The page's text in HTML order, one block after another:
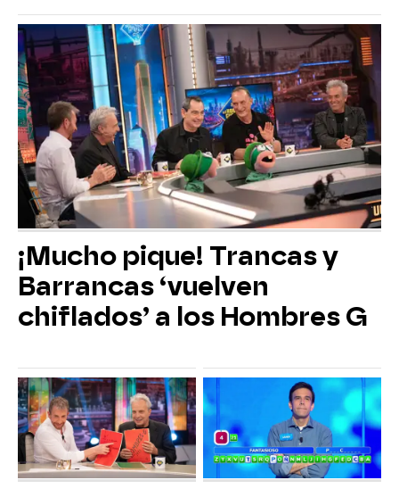
¡Mucho pique! Trancas y
Barrancas ‘vuelven
chiflados’ a los Hombres G